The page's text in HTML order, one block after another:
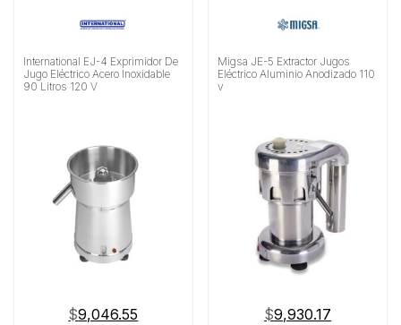
International EJ-4 Exprimidor De
Jugo Eléctrico Acero Inoxidable
90 Litros 120 V
$9,046.55
Migsa JE-5 Extractor Jugos
Eléctrico Aluminio Anodizado 110
v
$9,930.17